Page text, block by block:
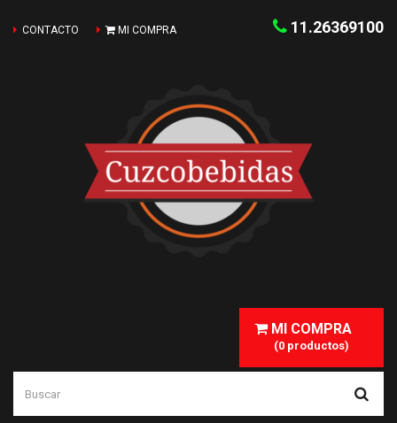
CONTACTO MI COMPRA 11.26369100
MI COMPRA
(0 productos)